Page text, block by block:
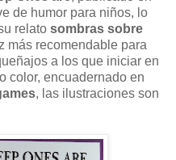
de humor para niños, lo
relato sombras sobre
más recomendable para
a los que iniciar en
color, encuadernado en
, las ilustraciones son